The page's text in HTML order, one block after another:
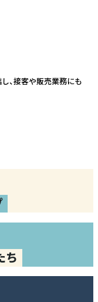
、接客や販売業務にも
ち